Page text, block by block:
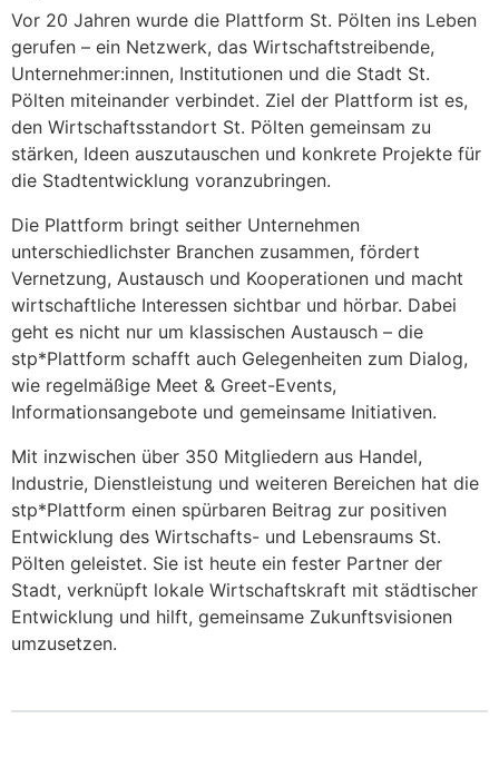
Vor 20 Jahren wurde die Plattform St. Pölten ins Leben
gerufen – ein Netzwerk, das Wirtschaftstreibende,
Unternehmer:innen, Institutionen und die Stadt St.
Pölten miteinander verbindet. Ziel der Plattform ist es,
den Wirtschaftsstandort St. Pölten gemeinsam zu
stärken, Ideen auszutauschen und konkrete Projekte für
die Stadtentwicklung voranzubringen.
Die Plattform bringt seither Unternehmen
unterschiedlichster Branchen zusammen, fördert
Vernetzung, Austausch und Kooperationen und macht
wirtschaftliche Interessen sichtbar und hörbar. Dabei
geht es nicht nur um klassischen Austausch – die
stp*Plattform schafft auch Gelegenheiten zum Dialog,
wie regelmäßige Meet & Greet-Events,
Informationsangebote und gemeinsame Initiativen.
Mit inzwischen über 350 Mitgliedern aus Handel,
Industrie, Dienstleistung und weiteren Bereichen hat die
stp*Plattform einen spürbaren Beitrag zur positiven
Entwicklung des Wirtschafts- und Lebensraums St.
Pölten geleistet. Sie ist heute ein fester Partner der
Stadt, verknüpft lokale Wirtschaftskraft mit städtischer
Entwicklung und hilft, gemeinsame Zukunftsvisionen
umzusetzen.